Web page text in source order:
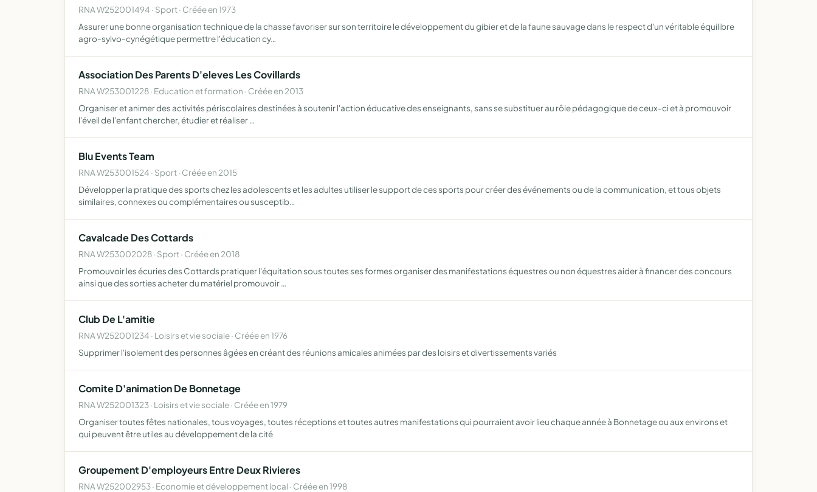
RNA W252001494 · Sport · Créée en 1973
Assurer une bonne organisation technique de la chasse favoriser sur son territoire le développement du gibier et de la faune sauvage dans le respect d'un véritable équilibre
agro-sylvo-cynégétique permettre l'éducation cy…
Association Des Parents D'eleves Les Covillards
RNA W253001228 · Education et formation · Créée en 2013
Organiser et animer des activités périscolaires destinées à soutenir l'action éducative des enseignants, sans se substituer au rôle pédagogique de ceux-ci et à promouvoir
l'éveil de l'enfant chercher, étudier et réaliser …
Blu Events Team
RNA W253001524 · Sport · Créée en 2015
Développer la pratique des sports chez les adolescents et les adultes utiliser le support de ces sports pour créer des événements ou de la communication, et tous objets
similaires, connexes ou complémentaires ou susceptib…
Cavalcade Des Cottards
RNA W253002028 · Sport · Créée en 2018
Promouvoir les écuries des Cottards pratiquer l'équitation sous toutes ses formes organiser des manifestations équestres ou non équestres aider à financer des concours
ainsi que des sorties acheter du matériel promouvoir …
Club De L'amitie
RNA W252001234 · Loisirs et vie sociale · Créée en 1976
Supprimer l'isolement des personnes âgées en créant des réunions amicales animées par des loisirs et divertissements variés
Comite D'animation De Bonnetage
RNA W252001323 · Loisirs et vie sociale · Créée en 1979
Organiser toutes fêtes nationales, tous voyages, toutes réceptions et toutes autres manifestations qui pourraient avoir lieu chaque année à Bonnetage ou aux environs et
qui peuvent être utiles au développement de la cité
Groupement D'employeurs Entre Deux Rivieres
RNA W252002953 · Economie et développement local · Créée en 1998